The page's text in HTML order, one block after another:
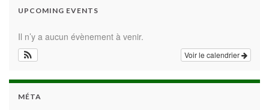
UPCOMING EVENTS
Il n’y a aucun évènement à venir.
Voir le calendrier
MÉTA